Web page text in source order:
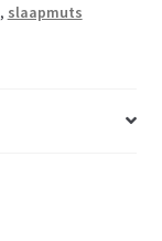
, slaapmuts